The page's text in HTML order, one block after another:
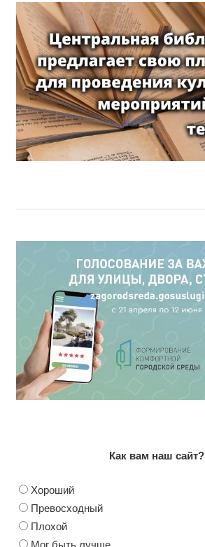
Как вам наш сайт?
Хороший
Превосходный
Плохой
Мог быть лучше